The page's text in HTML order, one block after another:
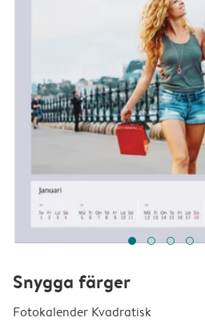
Snygga färger
Fotokalender Kvadratisk